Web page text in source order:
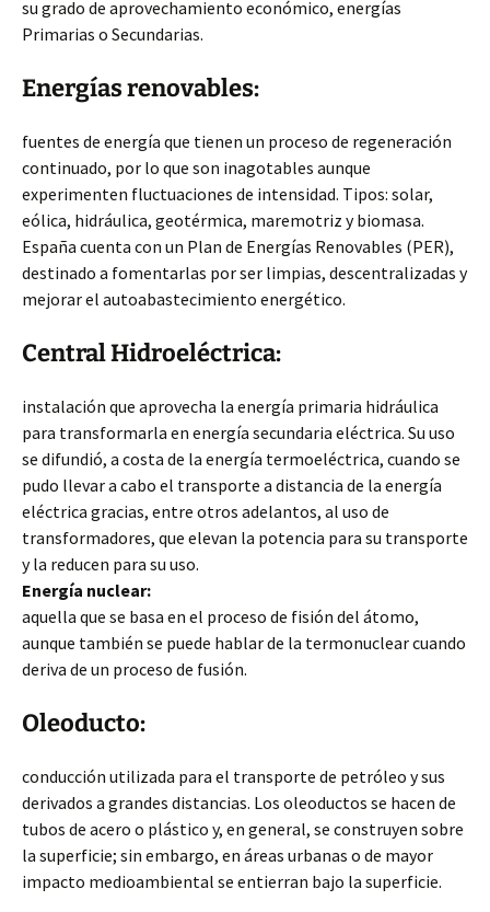
su grado de aprovechamiento económico, energías
Primarias o Secundarias.
Energías renovables:
fuentes de energía que tienen un proceso de regeneración
continuado, por lo que son inagotables aunque
experimenten fluctuaciones de intensidad. Tipos: solar,
eólica, hidráulica, geotérmica, maremotriz y biomasa.
España cuenta con un Plan de Energías Renovables (PER),
destinado a fomentarlas por ser limpias, descentralizadas y
mejorar el autoabastecimiento energético.
Central Hidroeléctrica:
instalación que aprovecha la energía primaria hidráulica
para transformarla en energía secundaria eléctrica. Su uso
se difundió, a costa de la energía termoeléctrica, cuando se
pudo llevar a cabo el transporte a distancia de la energía
eléctrica gracias, entre otros adelantos, al uso de
transformadores, que elevan la potencia para su transporte
y la reducen para su uso.
Energía nuclear:
aquella que se basa en el proceso de fisión del átomo,
aunque también se puede hablar de la termonuclear cuando
deriva de un proceso de fusión.
Oleoducto:
conducción utilizada para el transporte de petróleo y sus
derivados a grandes distancias. Los oleoductos se hacen de
tubos de acero o plástico y, en general, se construyen sobre
la superficie; sin embargo, en áreas urbanas o de mayor
impacto medioambiental se entierran bajo la superficie.